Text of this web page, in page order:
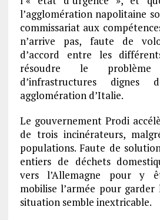
l’agglomération napolitaine
commissariat aux
n’arrive pas, faute de
d’accord entre les
résoudre le problème
d’infrastructures
agglomération d’Italie.
Le gouvernement Prodi
de trois incinérateurs,
populations. Faute de
entiers de déchets
vers l’Allemagne pour y
mobilise l’armée pour
situation semble inextricable.